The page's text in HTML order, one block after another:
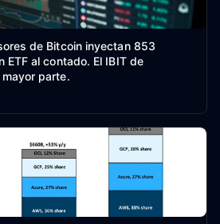
de Bitcoin inyectan 853
ETF al contado. El IBIT de
parte.